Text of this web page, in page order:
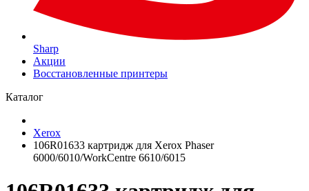
Sharp
Акции
Восстановленные принтеры
Каталог
Xerox
106R01633 картридж для Xerox Phaser
6000/6010/WorkCentre 6610/6015